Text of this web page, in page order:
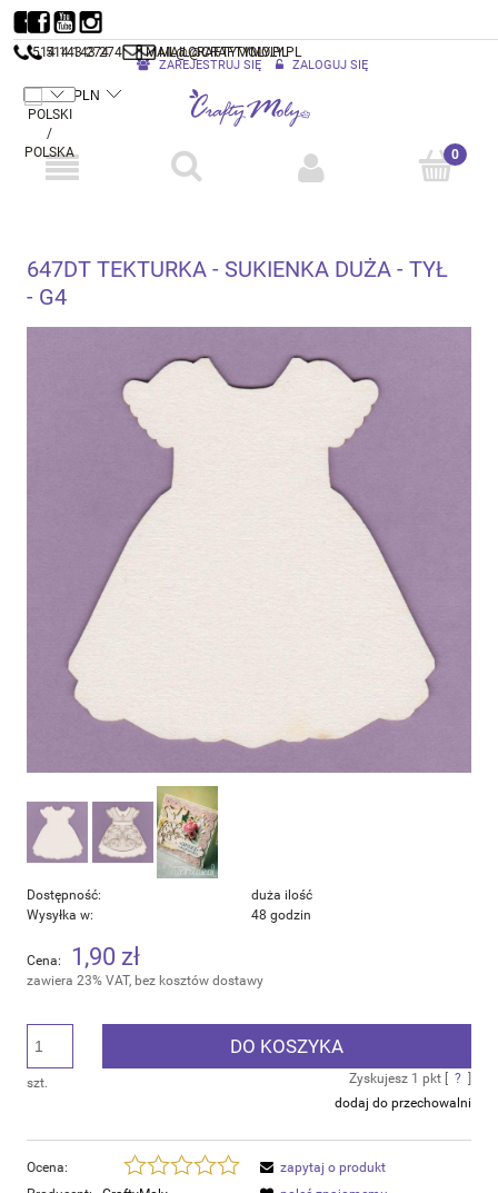
514 143 274 MAIL@CRAFTYMOLY.PL
ZAREJESTRUJ SIĘ ZALOGUJ SIĘ
514 143 274 MAIL@CRAFTYMOLY.PL
647DT TEKTURKA - SUKIENKA DUŻA - TYŁ
- G4
Dostępność:
duża ilość
Wysyłka w:
48 godzin
Cena: 1,90 zł
zawiera 23% VAT, bez kosztów dostawy
szt.
DO KOSZYKA
Zyskujesz 1 pkt [ ? ]
dodaj do przechowalni
Ocena:
zapytaj o produkt